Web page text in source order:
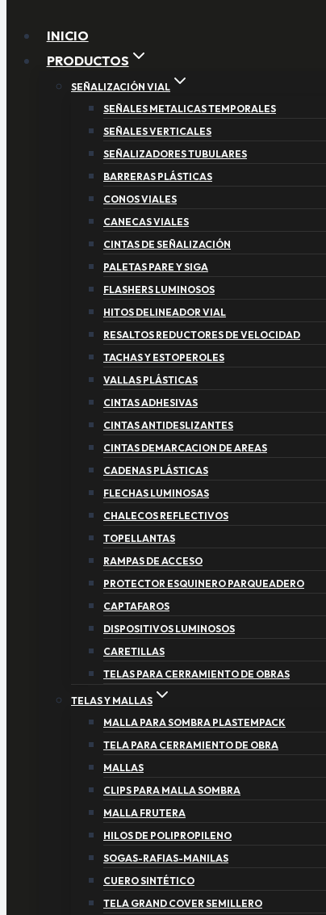
INICIO
PRODUCTOS
SEÑALIZACIÓN VIAL
SEÑALES METALICAS TEMPORALES
SEÑALES VERTICALES
SEÑALIZADORES TUBULARES
BARRERAS PLÁSTICAS
CONOS VIALES
CANECAS VIALES
CINTAS DE SEÑALIZACIÓN
PALETAS PARE Y SIGA
FLASHERS LUMINOSOS
HITOS DELINEADOR VIAL
RESALTOS REDUCTORES DE VELOCIDAD
TACHAS Y ESTOPEROLES
VALLAS PLÁSTICAS
CINTAS ADHESIVAS
CINTAS ANTIDESLIZANTES
CINTAS DEMARCACION DE AREAS
CADENAS PLÁSTICAS
FLECHAS LUMINOSAS
CHALECOS REFLECTIVOS
TOPELLANTAS
RAMPAS DE ACCESO
PROTECTOR ESQUINERO PARQUEADERO
CAPTAFAROS
DISPOSITIVOS LUMINOSOS
CARETILLAS
TELAS PARA CERRAMIENTO DE OBRAS
TELAS Y MALLAS
MALLA PARA SOMBRA PLASTEMPACK
TELA PARA CERRAMIENTO DE OBRA
MALLAS
CLIPS PARA MALLA SOMBRA
MALLA FRUTERA
HILOS DE POLIPROPILENO
SOGAS-RAFIAS-MANILAS
CUERO SINTÉTICO
TELA GRAND COVER SEMILLERO